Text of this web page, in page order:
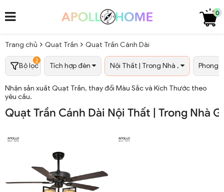
0
Trang chủ Quạt Trần Quạt Trần Cánh Dài
Bộ lọc
2
Tích hợp đèn Nội Thất | Trong Nhà , Phong
Nhận sản xuất Quạt Trần, thay đổi Màu Sắc và Kích Thước theo
yêu cầu.
Quạt Trần Cánh Dài Nội Thất | Trong Nhà